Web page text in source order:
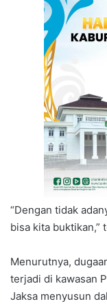
“Dengan tidak
bisa kita buktikan,”
Menurutnya,
terjadi di kawasan
Jaksa menyusun